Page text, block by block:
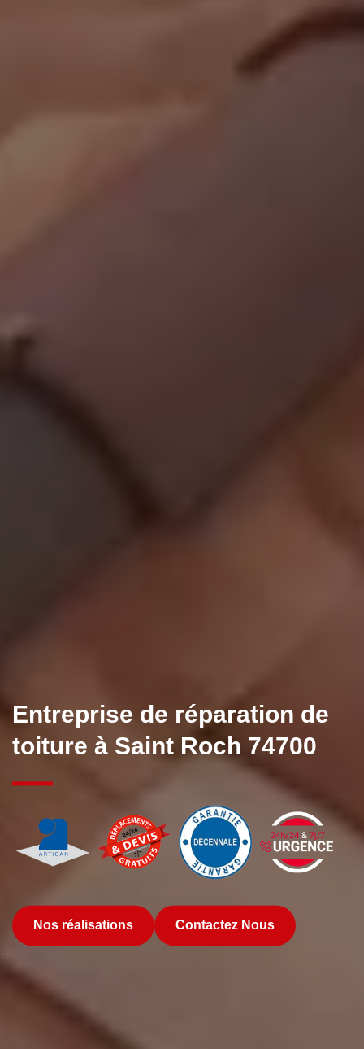
Entreprise de réparation de
toiture à Saint Roch 74700
Nos réalisations Contactez Nous